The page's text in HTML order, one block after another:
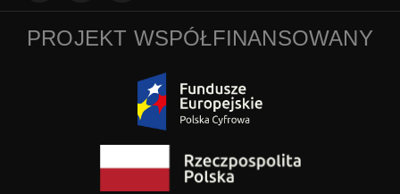
PROJEKT WSPÓŁFINANSOWANY